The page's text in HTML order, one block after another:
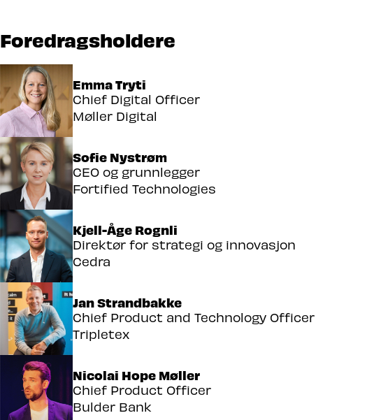
Foredragsholdere
Emma Tryti
Chief Digital Officer
Møller Digital
Sofie Nystrøm
CEO og grunnlegger
Fortified Technologies
Kjell-Åge Rognli
Direktør for strategi og innovasjon
Cedra
Jan Strandbakke
Chief Product and Technology Officer
Tripletex
Nicolai Hope Møller
Chief Product Officer
Bulder Bank